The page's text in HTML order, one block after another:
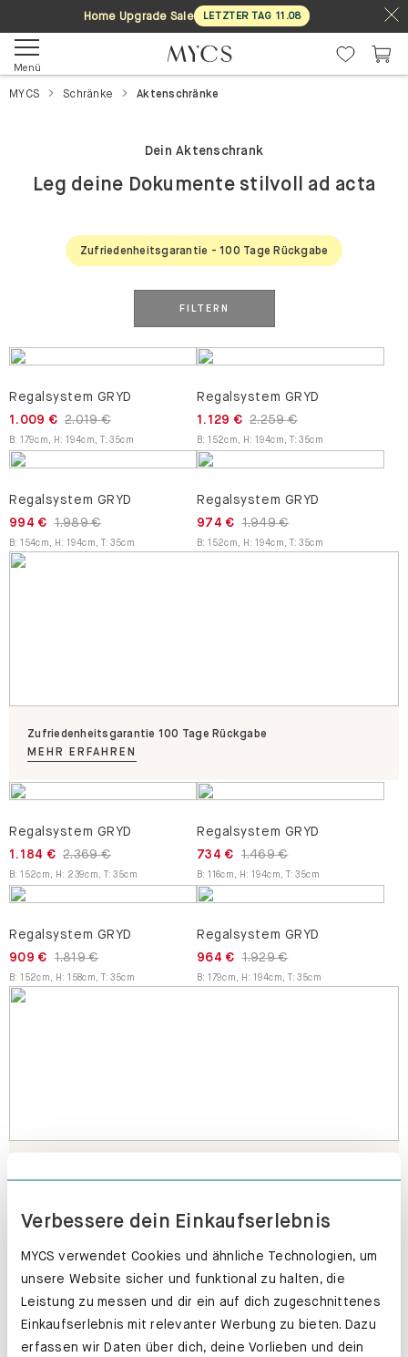
Verbessere dein Einkaufserlebnis
MYCS verwendet Cookies und ähnliche Technologien, um
unsere Website sicher und funktional zu halten, die
Leistung zu messen und dir ein auf dich zugeschnittenes
Einkaufserlebnis mit relevanter Werbung zu bieten. Dazu
erfassen wir Daten über dich, deine Vorlieben und dein
Home Upgrade Sale LETZTER TAG 11 .08
Menü
MYCS Schränke Aktenschränke
Dein Aktenschrank
Leg deine Dokumente stilvoll ad acta
Zufriedenheitsgarantie - 100 Tage Rückgabe
FILTERN
Regalsystem GRYD
2.019 €
1.009 €
B:179cm H :194cm ,T:35cm
Regalsystem GRYD
2.259 €
1.129 €
B:152cm H :194cm ,T:35cm
Regalsystem GRYD
1.989 €
994 €
B:154cm H :194cm ,T:35cm
Regalsystem GRYD
1.949 €
974 €
B:152cm H :194cm ,T:35cm
Zufriedenheitsgarantie 100 Tage Rückgabe
MEHR ERFAHREN
Regalsystem GRYD
2.369 €
1.184 €
B:152cm H : 239cm ,T:35cm
Regalsystem GRYD
1.469 €
734 €
B:116cm H :194cm ,T:35cm
Regalsystem GRYD
1.819 €
909 €
B:152cm H :158cm ,T:35cm
Regalsystem GRYD
1.929 €
964 €
B:179cm H :194cm ,T:35cm